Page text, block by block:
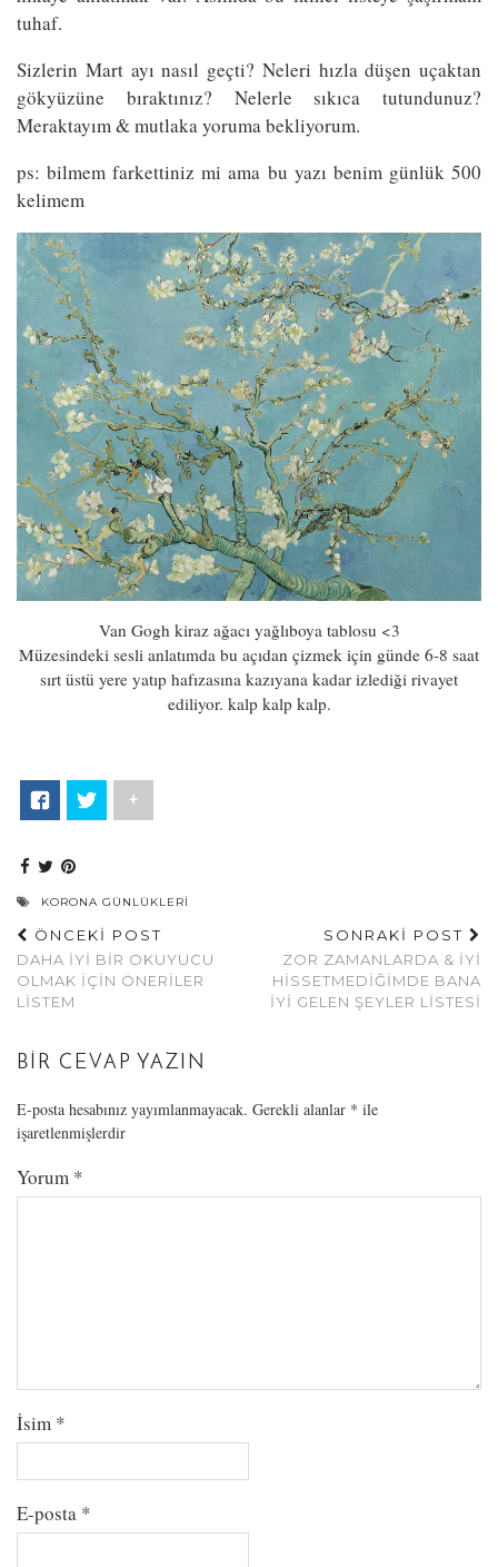
tuhaf.
Sizlerin Mart ayı nasıl geçti? Neleri hızla düşen uçaktan
gökyüzüne bıraktınız? Nelerle sıkıca tutundunuz?
Meraktayım & mutlaka yoruma bekliyorum.
ps: bilmem farkettiniz mi ama bu yazı benim günlük 500
kelimem
Van Gogh kiraz ağacı yağlıboya tablosu <3
Müzesindeki sesli anlatımda bu açıdan çizmek için günde 6-8 saat
sırt üstü yere yatıp hafızasına kazıyana kadar izlediği rivayet
ediliyor. kalp kalp kalp.
+
KORONA GÜNLÜKLERI
ÖNCEKİ POST
DAHA İYI BIR OKUYUCU
OLMAK İÇIN ÖNERILER
LISTEM
SONRAKİ POST
ZOR ZAMANLARDA & İYI
HISSETMEDIĞIMDE BANA
İYI GELEN ŞEYLER LISTESI
BIR CEVAP YAZIN
E-posta hesabınız yayımlanmayacak. Gerekli alanlar * ile
işaretlenmişlerdir
Yorum *
İsim *
E-posta *